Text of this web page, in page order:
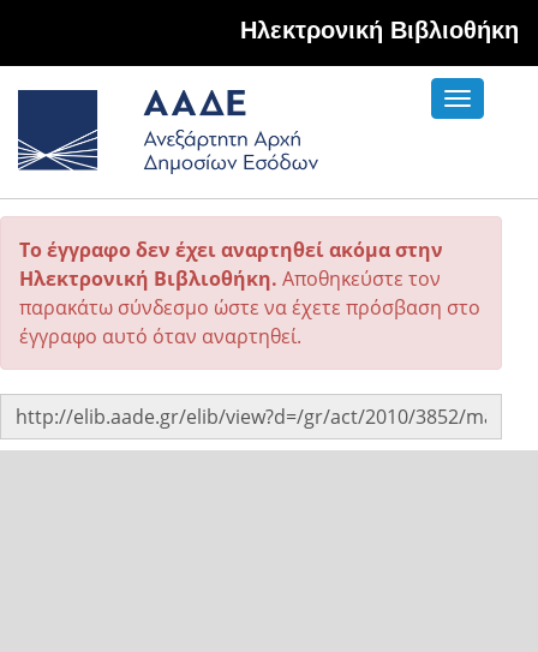
Hλεκτρονική Βιβλιοθήκη
Toggle
Το έγγραφο δεν έχει αναρτηθεί ακόμα στην
Ηλεκτρονική Βιβλιοθήκη. Αποθηκεύστε τον
παρακάτω σύνδεσμο ώστε να έχετε πρόσβαση στο
έγγραφο αυτό όταν αναρτηθεί.